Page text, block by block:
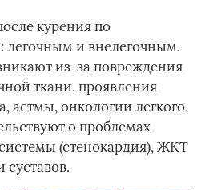
курения по
легочным и внелегочным.
из-за повреждения
ткани, проявления
астмы, онкологии легкого.
о проблемах
(стенокардия), ЖКТ
суставов.